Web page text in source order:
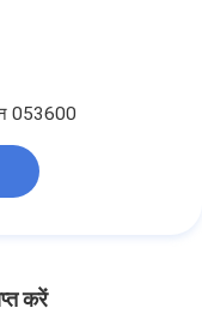
053600
करें